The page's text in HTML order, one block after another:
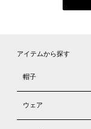
アイテムから探す
帽子
ウェア